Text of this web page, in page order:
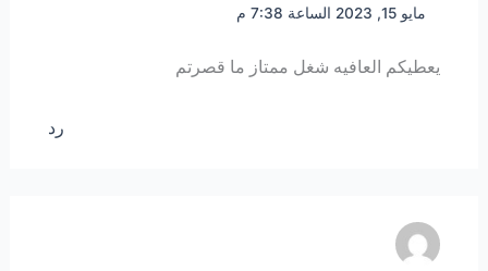
مايو 15, 2023 الساعة 7:38 م
يعطيكم العافيه شغل ممتاز ما قصرتم
رد